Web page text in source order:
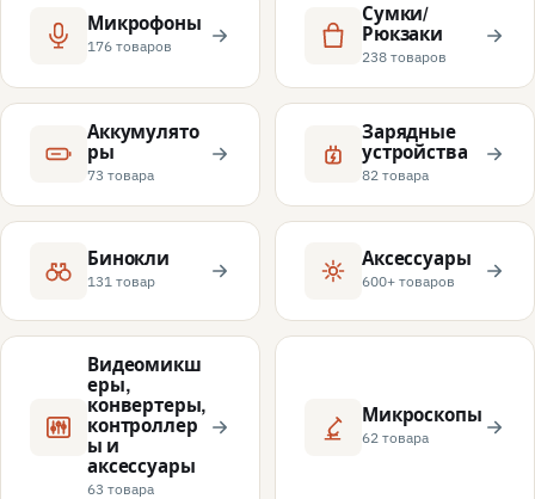
Микрофоны
176 товаров
Сумки/
Рюкзаки
238 товаров
Аккумулято
ры
73 товара
Зарядные
устройства
82 товара
Бинокли
131 товар
Аксессуары
600+ товаров
Видеомикш
еры,
конвертеры,
контроллер
ы и
аксессуары
63 товара
Микроскопы
62 товара